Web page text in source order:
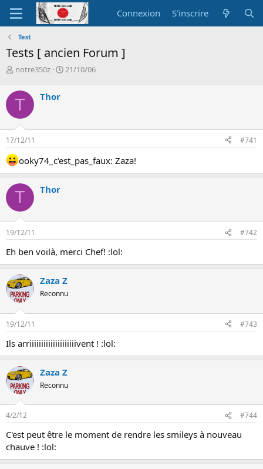
Connexion S'inscrire
Test
Tests [ ancien Forum ]
A
t
e
u
r
d
e
l
a
d
i
s
u
s
s
i
notre350z
D
d
u
t
21/10/06
T Thor
17/12/11 #741
ooky74_c'est_pas_faux: Zaza!
T Thor
19/12/11 #742
Eh ben voilà, merci Chef! :lol:
Zaza Z
Reconnu
19/12/11 #743
Ils arriiiiiiiiiiiiiiiiiiiivent ! :lol:
Zaza Z
Reconnu
4/2/12 #744
C'est peut être le moment de rendre les smileys à nouveau
chauve ! :lol: